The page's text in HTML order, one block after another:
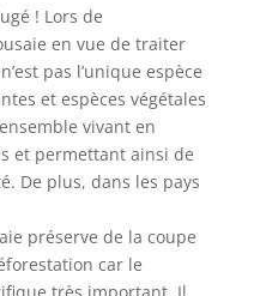
! Lors de
en vue de traiter
pas l’unique espèce
et espèces végétales
vivant en
et permettant ainsi de
De plus, dans les pays
préserve de la coupe
car le